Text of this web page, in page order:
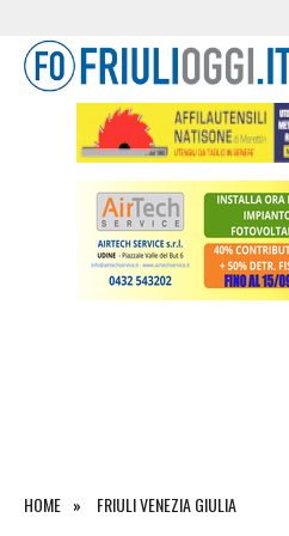
HOME FRIULI VENEZIA GIULIA